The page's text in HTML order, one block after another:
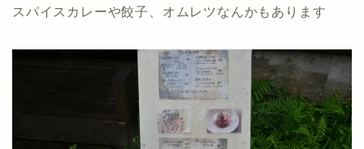
スパイスカレーや餃子、オムレツなんかもあります